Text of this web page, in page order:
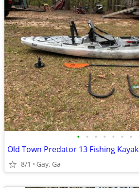
• • • • • • •
Old Town Predator 13 Fishing
8/1 Gay, Ga